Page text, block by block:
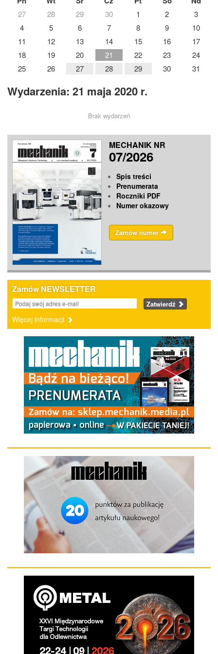
27 28 29 30 1 2
3
4
5 6 7 8 9
10
11
12 13 14 15 16
17
18
19 20 21 22 23
24
25
26 27 28 29 30 31
Wydarzenia: 21 maja 2020 r.
Brak wydarzeń
MECHANIK NR
07/2026
Spis treści
Prenumerata
Roczniki PDF
Numer okazowy
Zamów numer
Zamów NEWSLETTER
Zatwierdź
Więcej informacji